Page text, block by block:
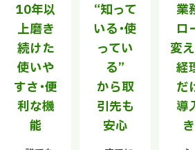
10年以
上磨き
続けた
使いや
すさ・便
利な機
能
“知って
いる・使
ってい
る”
から取
引先も
安心
業
ロ
変
経
だ
導